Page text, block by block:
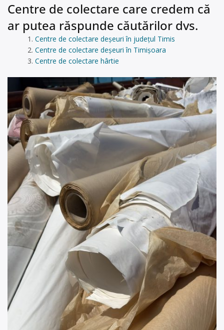
Centre de colectare care credem că
ar putea răspunde căutărilor dvs.
Centre de colectare deșeuri în județul Timis
Centre de colectare deșeuri în Timișoara
Centre de colectare hârtie